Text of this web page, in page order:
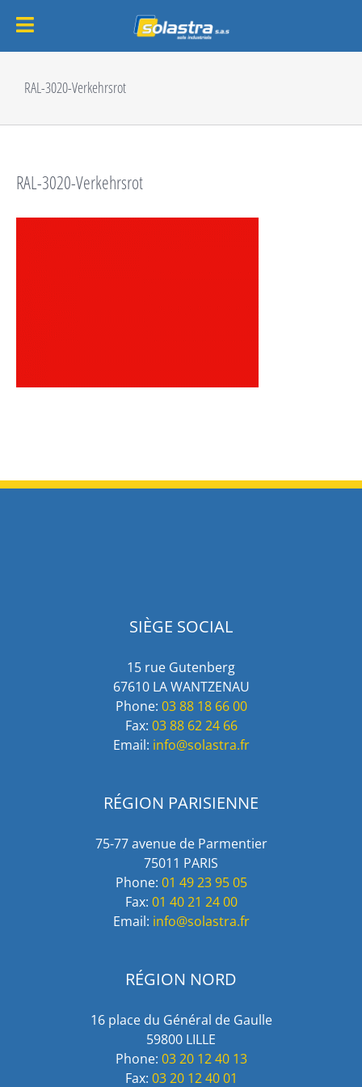
contenuRAL-3020-Verkehrsrot
RAL-3020-Verkehrsrot
SIÈGE SOCIAL
15 rue Gutenberg
67610 LA WANTZENAU
Phone: 03 88 18 66 00
Fax: 03 88 62 24 66
Email: info@solastra.fr
RÉGION PARISIENNE
75-77 avenue de Parmentier
75011 PARIS
Phone: 01 49 23 95 05
Fax: 01 40 21 24 00
Email: info@solastra.fr
RÉGION NORD
16 place du Général de Gaulle
59800 LILLE
Phone: 03 20 12 40 13
Fax: 03 20 12 40 01